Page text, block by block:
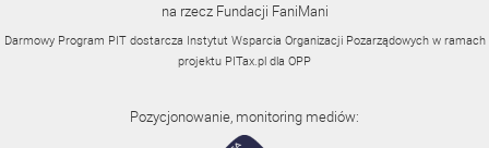
na rzecz Fundacji FaniMani
Darmowy Program PIT dostarcza Instytut Wsparcia Organizacji Pozarządowych w ramach
projektu PITax.pl dla OPP
Pozycjonowanie, monitoring mediów: